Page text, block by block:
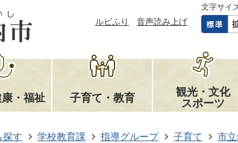
ルビふり 音声読み上げ
文字サイ
・福祉 子育て・教育
観光・文化
スポーツ
探す 学校教育課 指導グループ 子育て
市